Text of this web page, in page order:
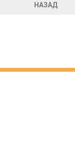
НАЗАД